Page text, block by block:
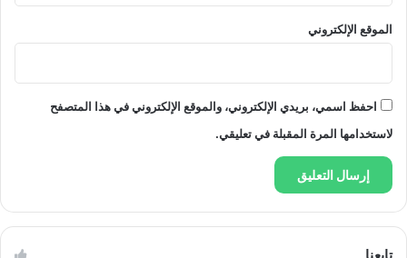
الموقع الإلكتروني
احفظ اسمي، بريدي الإلكتروني، والموقع الإلكتروني في هذا المتصفح
لاستخدامها المرة المقبلة في تعليقي.